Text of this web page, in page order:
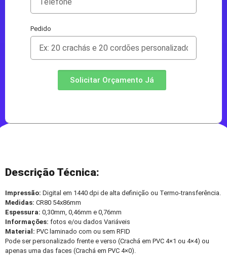
Pedido
Solicitar Orçamento Já
Descrição Técnica:
Impressão: Digital em 1440 dpi de alta definição ou Termo-transferência.
Medidas: CR80 54x86mm
Espessura: 0,30mm, 0,46mm e 0,76mm
Informações: fotos e/ou dados Variáveis
Material: PVC laminado com ou sem RFID
Pode ser personalizado frente e verso (Crachá em PVC 4×1 ou 4×4) ou
apenas uma das faces (Crachá em PVC 4×0).